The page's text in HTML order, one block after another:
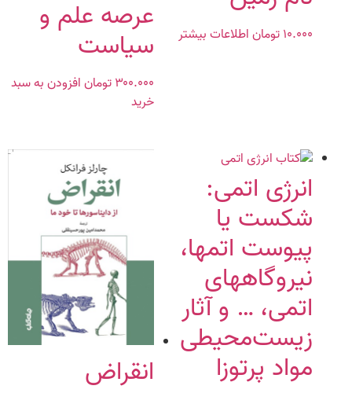
۱۰.۰۰۰توماناطلاعات بیشتر عرصه علم و
سیاست
۳۰۰.۰۰۰تومان افزودن به سبد
خرید
انرژى اتمى‏:
شكست يا
پيوست اتم‏ها،
نيروگاه‏هاى
اتمى، … و آثار‌‌
زيست‌محيطى‌
مواد پرتوزا انقراض